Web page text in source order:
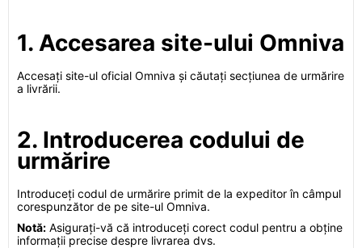
1. Accesarea site-ului Omniva
Accesați site-ul oficial Omniva și căutați secțiunea de urmărire
a livrării.
2. Introducerea codului de
urmărire
Introduceți codul de urmărire primit de la expeditor în câmpul
corespunzător de pe site-ul Omniva.
Notă: Asigurați-vă că introduceți corect codul pentru a obține
informații precise despre livrarea dvs.